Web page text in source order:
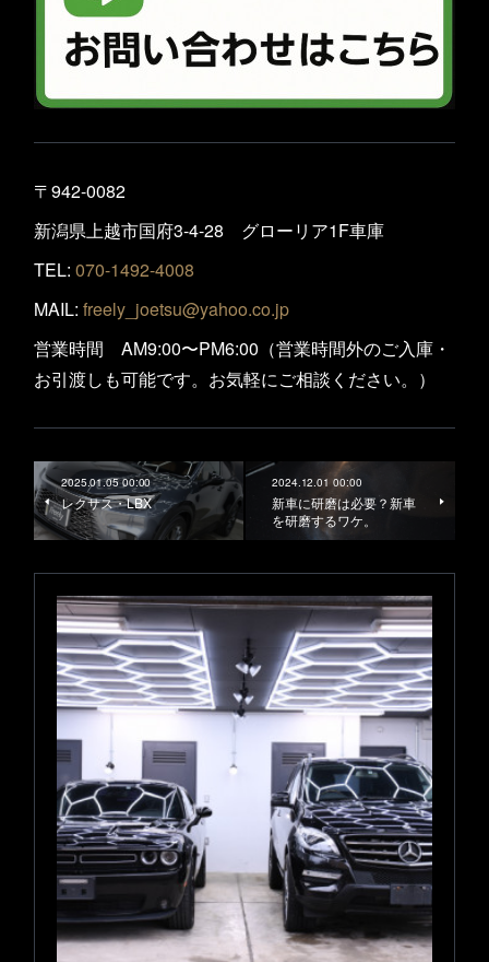
〒942-0082
新潟県上越市国府3-4-28 グローリア1F車庫
TEL: 070-1492-4008
MAIL: freely_joetsu@yahoo.co.jp
営業時間 AM9:00〜PM6:00（営業時間外のご入庫・
お引渡しも可能です。お気軽にご相談ください。）
2025.01.05 00:00
レクサス・LBX
2024.12.01 00:00
新車に研磨は必要？新車
を研磨するワケ。